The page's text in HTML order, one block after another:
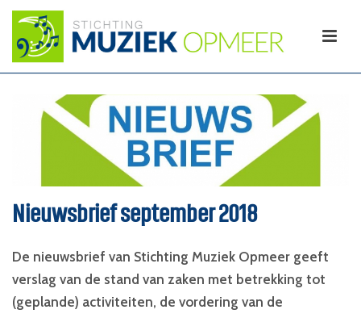
Nieuwsbrief september 2018
De nieuwsbrief van Stichting Muziek Opmeer geeft
verslag van de stand van zaken met betrekking tot
(geplande) activiteiten, de vordering van de